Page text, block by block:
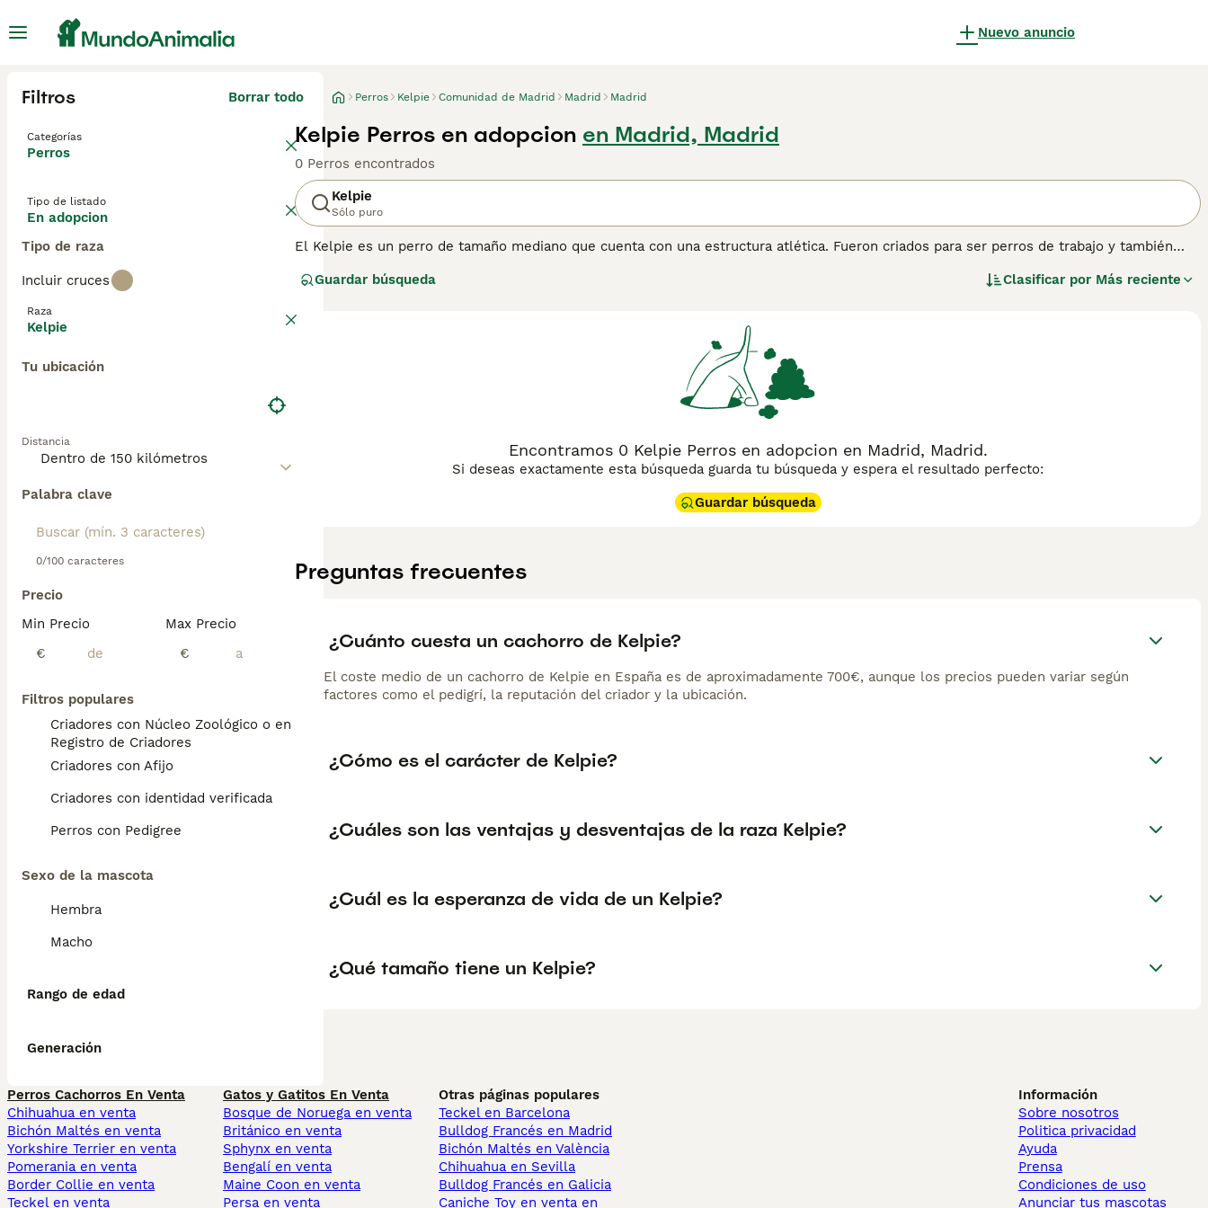
Nuevo anuncio
Filtros Borrar todo
Categorías
Perros
Tipo de listado
En adopcion
Tipo de raza
Incluir cruces
Raza
Kelpie
Tu ubicación
Distancia
Palabra clave
0/100 caracteres
Precio
Min Precio
€
Max Precio
€
Filtros populares
Criadores con Núcleo Zoológico o en el
Registro de Criadores
Criadores con Afijo
Criadores con identidad verificada
Perros con Pedigree
Sexo de la mascota
Hembra
Macho
Rango de edad
Generación
Perros Kelpie Comunidad de Madrid Madrid Madrid
Kelpie Perros en adopcion en Madrid, Madrid
0 Perros encontrados
Kelpie
Sólo puro
El Kelpie es un perro de tamaño mediano que cuenta con una estructura atlética. Fueron criados para ser perros de trabajo y también
inteligentes y pueden aprender mucho de su alrededor. Lee nuestra página de consejos de compra de Kelpie para obtener información
Guardar búsqueda Clasificar por Más reciente
Encontramos 0 Kelpie Perros en adopcion en Madrid, Madrid.
Si deseas exactamente esta búsqueda guarda tu búsqueda y espera el resultado perfecto:
Guardar búsqueda
Preguntas frecuentes
¿Cuánto cuesta un cachorro de Kelpie?
El coste medio de un cachorro de Kelpie en España es de aproximadamente 700€, aunque los precios pueden variar según
factores como el pedigrí, la reputación del criador y la ubicación.
¿Cómo es el carácter de Kelpie?
¿Cuáles son las ventajas y desventajas de la raza Kelpie?
¿Cuál es la esperanza de vida de un Kelpie?
¿Qué tamaño tiene un Kelpie?
Perros Cachorros En Venta
Chihuahua en venta
Bichón Maltés en venta
Yorkshire Terrier en venta
Pomerania en venta
Border Collie en venta
Teckel en venta
Gatos y Gatitos En Venta
Bosque de Noruega en venta
Británico en venta
Sphynx en venta
Bengalí en venta
Maine Coon en venta
Persa en venta
Otras páginas populares
Teckel en Barcelona
Bulldog Francés en Madrid
Bichón Maltés en València
Chihuahua en Sevilla
Bulldog Francés en Galicia
Caniche Toy en venta en
Información
Sobre nosotros
Politica privacidad
Ayuda
Prensa
Condiciones de uso
Anunciar tus mascotas